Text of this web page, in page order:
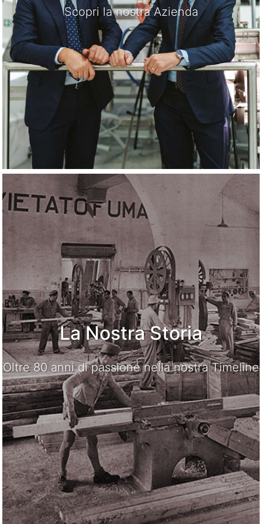
Scopri la nostra Azienda
La Nostra Storia
Oltre 80 anni di passione nella nostra Timeline